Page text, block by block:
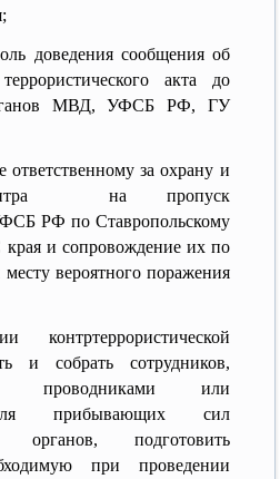
доведения сообщения об
акта до
МВД, УФСБ РФ, ГУ
ответственному за охрану и
на пропуск
РФ по Ставропольскому
и сопровождение их по
вероятного поражения
и собрать сотрудников,
проводниками или
для прибывающих сил
органов, подготовить
при проведении